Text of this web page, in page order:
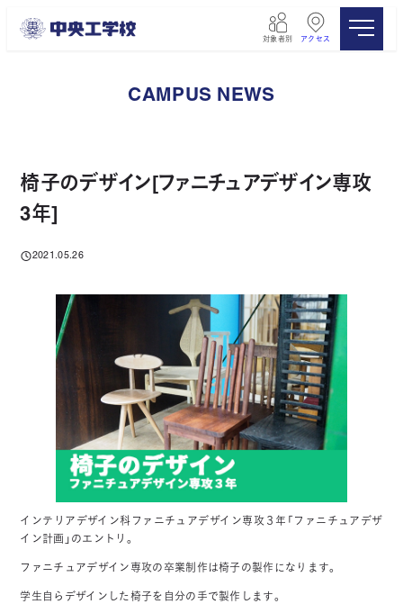
対象者別 アクセス
CAMPUS NEWS
椅子のデザイン[ファニチュアデザイン専攻
3年]
投稿日
2021.05.26
インテリアデザイン科ファニチュアデザイン専攻３年「ファニチュアデザ
イン計画」のエントリ。
ファニチュアデザイン専攻の卒業制作は椅子の製作になります。
学生自らデザインした椅子を自分の手で製作します。